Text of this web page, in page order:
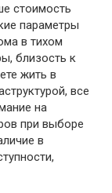
стоимость
параметры
в тихом
близость к
жить в
все
на
при выборе
в